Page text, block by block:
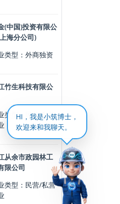
HI，我是小筑博士，
欢迎来和我聊天。
(中国)投资有限公
海分公司)
类型：外商独资
竹生科技有限公
类型：民营/私营
从余市政园林工
限公司
类型：民营/私营